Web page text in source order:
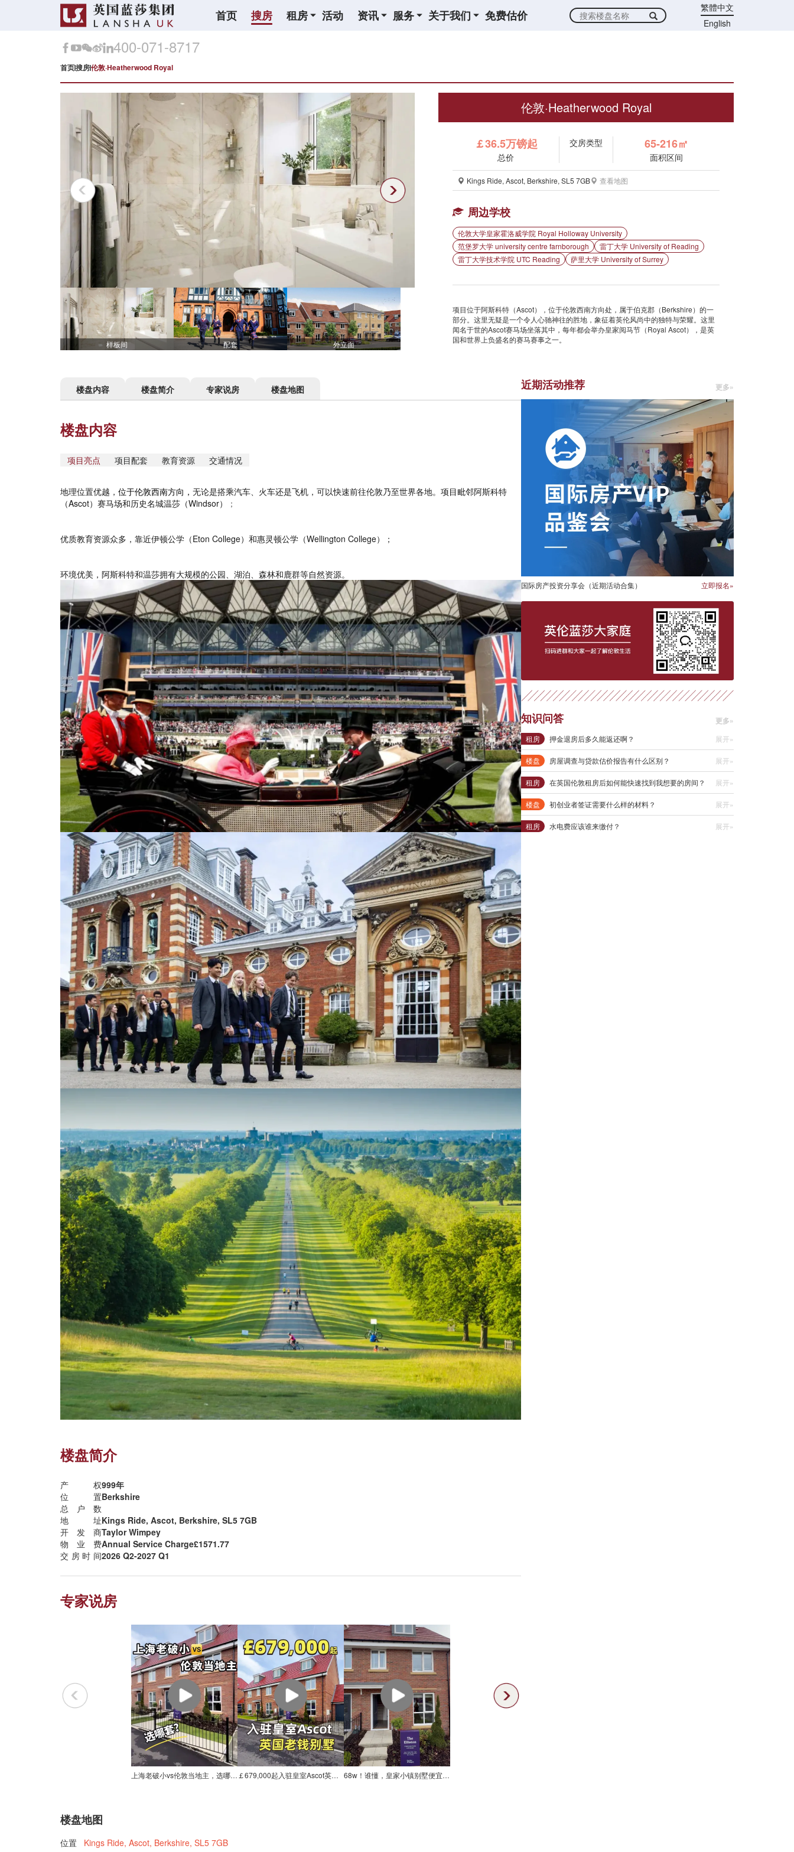
首页 搜房 租房 活动 资讯 服务 关于我们 免费估价
繁體中文
English
400-071-8717
首页搜房伦敦·Heatherwood Royal
样板间 配套 外立面
伦敦·Heatherwood Royal
￡36.5万镑起
总价
交房类型 65-216㎡
面积区间
Kings Ride, Ascot, Berkshire, SL5 7GB 查看地图
周边学校
伦敦大学皇家霍洛威学院 Royal Holloway University
范堡罗大学 university centre farnborough
雷丁大学 University of Reading
雷丁大学技术学院 UTC Reading
萨里大学 University of Surrey
项目位于阿斯科特（Ascot），位于伦敦西南方向处，属于伯克郡（Berkshire）的一
部分。这里无疑是一个令人心驰神往的胜地，象征着英伦风尚中的独特与荣耀。这里
闻名于世的Ascot赛马场坐落其中，每年都会举办皇家阅马节（Royal Ascot），是英
国和世界上负盛名的赛马赛事之一。
楼盘内容 楼盘简介 专家说房 楼盘地图
楼盘内容
项目亮点 项目配套 教育资源 交通情况
地理位置优越， 位于伦敦西南方向， 无论是搭乘汽车、火车还是飞机，可以快速前往伦敦乃至世界各地。项目毗邻阿斯科特
（Ascot）赛马场和历史名城温莎（Windsor）
；
优质教育资源众多，靠近伊顿公学（Eton College）和惠灵顿公学（Wellington College）；
环境优美，阿斯科特和温莎拥有大规模的公园、湖泊、森林和鹿群等自然资源。
楼盘简介
产权999年
位置Berkshire
总户数
地址Kings Ride, Ascot, Berkshire, SL5 7GB
开发商Taylor Wimpey
物业费Annual Service Charge£1571.77
交房时间2026 Q2-2027 Q1
专家说房
上海老破小vs伦敦当地主，选哪套? ￡679,000起入驻皇室Ascot英国老钱别墅 68w！谁懂，皇家小镇别墅便宜得像大🥬
近期活动推荐 更多»
国际房产投资分享会（近期活动合集） 立即报名»
知识问答 更多»
租房 押金退房后多久能返还啊？ 展开»
楼盘 房屋调查与贷款估价报告有什么区别？ 展开»
租房 在英国伦敦租房后如何能快速找到我想要的房间？ 展开»
楼盘 初创业者签证需要什么样的材料？ 展开»
租房 水电费应该谁来缴付？ 展开»
楼盘地图
位置 Kings Ride, Ascot, Berkshire, SL5 7GB